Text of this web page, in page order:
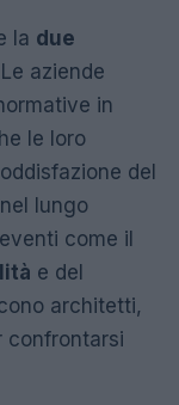
la due
aziende
in
le loro
del
lungo
come il
e del
architetti,
confrontarsi